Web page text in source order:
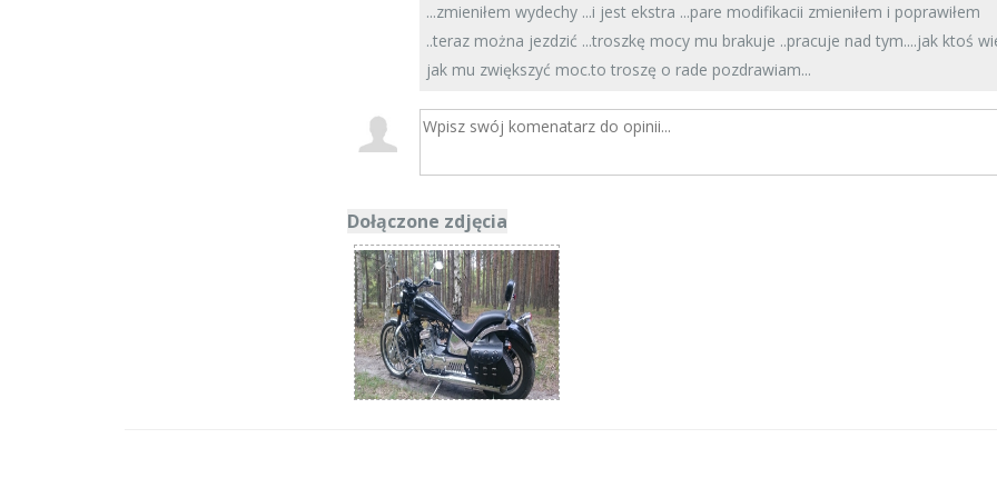
...zmieniłem wydechy ...i jest ekstra ...pare modifikacii zmieniłem i poprawiłem
..teraz można jezdzić ...troszkę mocy mu brakuje ..pracuje nad tym....jak ktoś
jak mu zwiększyć moc.to troszę o rade pozdrawiam...
Dołączone zdjęcia